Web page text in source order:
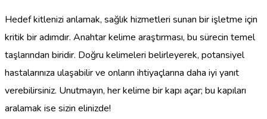
Hedef kitlenizi anlamak, sağlık hizmetleri sunan bir işletme için
kritik bir adımdır. Anahtar kelime araştırması, bu sürecin temel
taşlarından biridir. Doğru kelimeleri belirleyerek, potansiyel
hastalarınıza ulaşabilir ve onların ihtiyaçlarına daha iyi yanıt
verebilirsiniz. Unutmayın, her kelime bir kapı açar; bu kapıları
aralamak ise sizin elinizde!